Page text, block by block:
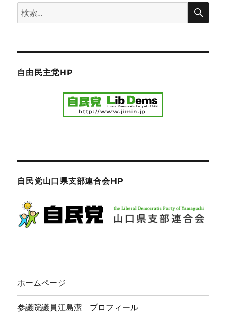
検
索:
検
自由民主党HP
自民党山口県支部連合会HP
ホームページ
参議院議員江島潔 プロフィール